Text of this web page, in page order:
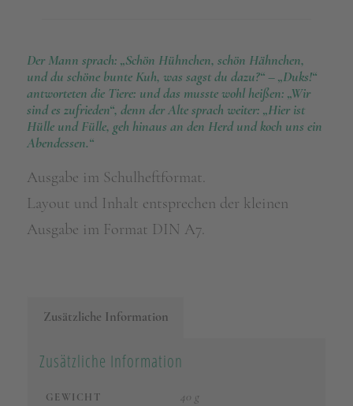
Der Mann sprach: „Schön Hühnchen, schön Hähnchen,
und du schöne bunte Kuh, was sagst du dazu?“ – „Duks!“
antworteten die Tiere: und das musste wohl heißen: „Wir
sind es zufrieden“, denn der Alte sprach weiter: „Hier ist
Hülle und Fülle, geh hinaus an den Herd und koch uns ein
Abendessen.“
Ausgabe im Schulheftformat.
Layout und Inhalt entsprechen der kleinen
Ausgabe im Format DIN A7.
Zusätzliche Information
Zusätzliche Information
GEWICHT 40 g